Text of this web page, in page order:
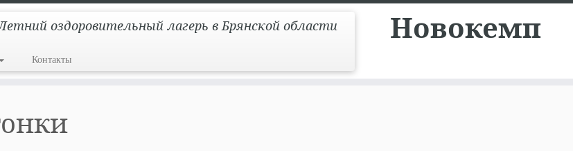
Новокемп
оздоровительный лагерь в Брянской области
Контакты